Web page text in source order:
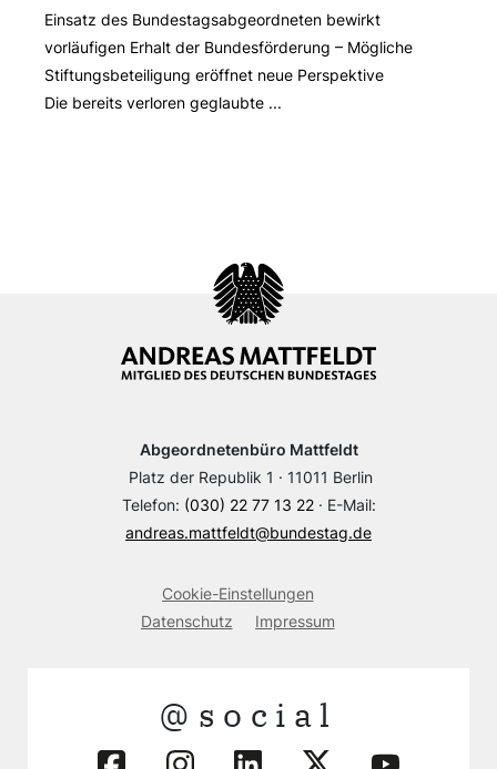
Einsatz des Bundestagsabgeordneten bewirkt
vorläufigen Erhalt der Bundesförderung – Mögliche
Stiftungsbeteiligung eröffnet neue Perspektive
Die bereits verloren geglaubte ...
Abgeordnetenbüro Mattfeldt
Platz der Republik 1 · 11011 Berlin
Telefon: (030) 22 77 13 22· E-Mail:
andreas.mattfeldt@bundestag.de
Cookie-Einstellungen
Datenschutz
Impressum
@social